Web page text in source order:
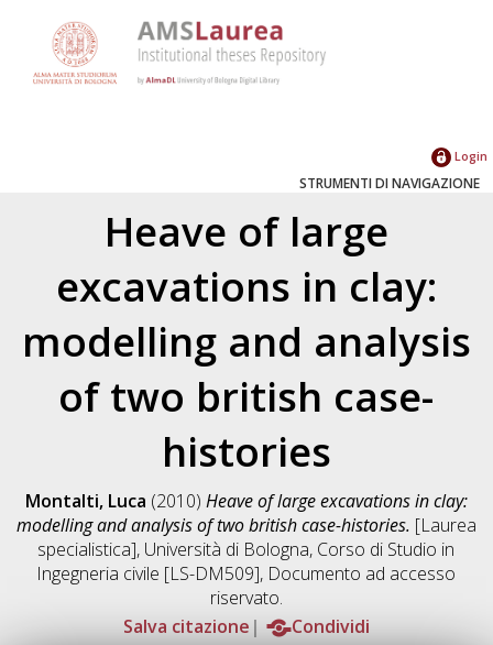
Login
STRUMENTI DI NAVIGAZIONE
Heave of large
excavations in clay:
modelling and analysis
of two british case-
histories
Montalti, Luca (2010) Heave of large excavations in clay:
modelling and analysis of two british case-histories. [Laurea
specialistica], Università di Bologna, Corso di Studio in
Ingegneria civile [LS-DM509], Documento ad accesso
riservato.
Salva citazione
Condividi